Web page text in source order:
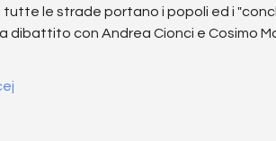
tutte le strade portano i popoli ed i
dibattito con Andrea Cionci e Cosimo